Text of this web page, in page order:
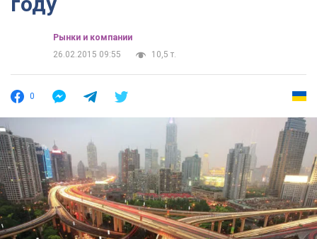
Рынки и компании
26.02.2015 09:55
10,5 т.
0